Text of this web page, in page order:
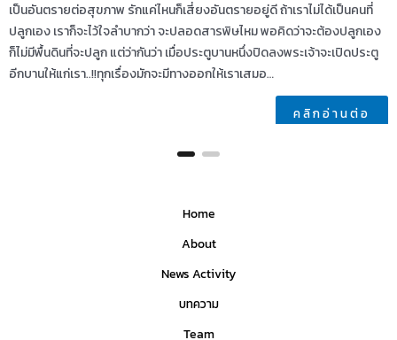
เป็นอันตรายต่อสุขภาพ รักแค่ไหนก็เสี่ยงอันตรายอยู่ดี ถ้าเราไม่ได้เป็นคนที่
ปลูกเอง เราก็จะไว้ใจลำบากว่า จะปลอดสารพิษไหม พอคิดว่าจะต้องปลูกเอง
ก็ไม่มีพื้นดินที่จะปลูก แต่ว่ากันว่า เมื่อประตูบานหนึ่งปิดลงพระเจ้าจะเปิดประตู
อีกบานให้แก่เรา..!!ทุกเรื่องมักจะมีทางออกให้เราเสมอ…
คลิกอ่านต่อ
Home
About
News Activity
บทความ
Team